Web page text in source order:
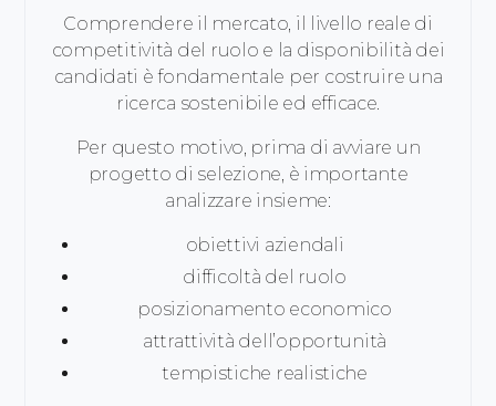
Comprendere il mercato, il livello reale di
competitività del ruolo e la disponibilità dei
candidati è fondamentale per costruire una
ricerca sostenibile ed efficace.
Per questo motivo, prima di avviare un
progetto di selezione, è importante
analizzare insieme:
obiettivi aziendali
difficoltà del ruolo
posizionamento economico
attrattività dell’opportunità
tempistiche realistiche